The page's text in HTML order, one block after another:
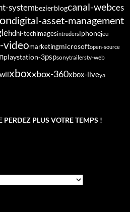
systembezierblogcanal-webces
digital-asset-management
hdhi-techimagesintrudersiphonejeu
videomarketingmicrosoftopen-source
playstation-3pspsonytrailerstv-web
wiixboxxbox-360xbox-liveya
PLUS VOTRE TEMPS !